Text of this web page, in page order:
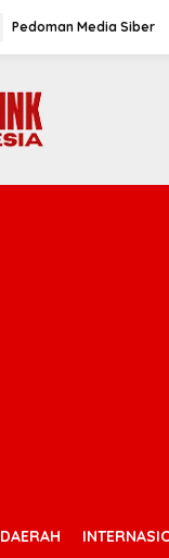
Pedoman Media Siber
DAERAH